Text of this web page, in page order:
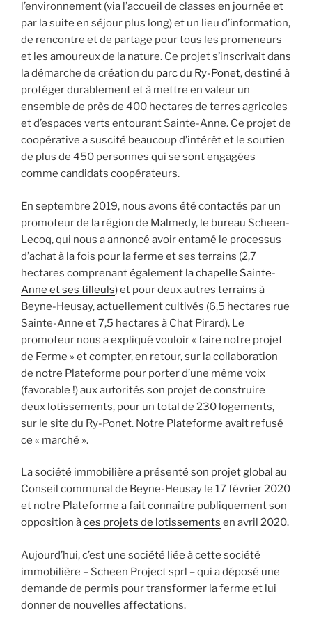
l’environnement (via l’accueil de classes en journée et
par la suite en séjour plus long) et un lieu d’information,
de rencontre et de partage pour tous les promeneurs
et les amoureux de la nature. Ce projet s’inscrivait dans
la démarche de création du parc du Ry-Ponet, destiné à
protéger durablement et à mettre en valeur un
ensemble de près de 400 hectares de terres agricoles
et d’espaces verts entourant Sainte-Anne. Ce projet de
coopérative a suscité beaucoup d’intérêt et le soutien
de plus de 450 personnes qui se sont engagées
comme candidats coopérateurs.
En septembre 2019, nous avons été contactés par un
promoteur de la région de Malmedy, le bureau Scheen-
Lecoq, qui nous a annoncé avoir entamé le processus
d’achat à la fois pour la ferme et ses terrains (2,7
hectares comprenant également la chapelle Sainte-
Anne et ses tilleuls) et pour deux autres terrains à
Beyne-Heusay, actuellement cultivés (6,5 hectares rue
Sainte-Anne et 7,5 hectares à Chat Pirard). Le
promoteur nous a expliqué vouloir « faire notre projet
de Ferme » et compter, en retour, sur la collaboration
de notre Plateforme pour porter d’une même voix
(favorable !) aux autorités son projet de construire
deux lotissements, pour un total de 230 logements,
sur le site du Ry-Ponet. Notre Plateforme avait refusé
ce « marché ».
La société immobilière a présenté son projet global au
Conseil communal de Beyne-Heusay le 17 février 2020
et notre Plateforme a fait connaître publiquement son
opposition àces projets de lotissements en avril 2020.
Aujourd’hui, c’est une société liée à cette société
immobilière – Scheen Project sprl – qui a déposé une
demande de permis pour transformer la ferme et lui
donner de nouvelles affectations.